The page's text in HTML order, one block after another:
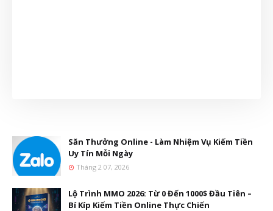
Săn Thưởng Online - Làm Nhiệm Vụ Kiếm Tiền
Uy Tín Mỗi Ngày
Tháng 2 07, 2026
Lộ Trình MMO 2026: Từ 0 Đến 1000$ Đầu Tiên –
Bí Kíp Kiếm Tiền Online Thực Chiến